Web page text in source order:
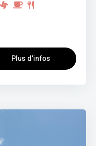
Plus d’infos